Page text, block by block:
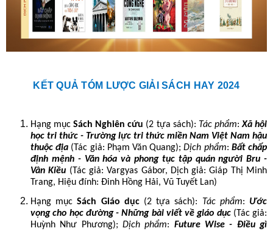
KẾT QUẢ TÓM LƯỢC GIẢI SÁCH HAY 2024
Hạng mụcSách Nghiên cứu (2 tựa sách): Tác phẩm:Xã hội
học tri thức - Trường lực tri thức miền Nam Việt Nam hậu
thuộc địa (Tác giả: Phạm Văn Quang);Dịch phẩm: Bất chấp
định mệnh - Văn hóa và phong tục tập quán người Bru -
Vân Kiều (Tác giả:Vargyas Gábor, Dịch giả: Giáp Thị Minh
Trang, Hiệu đính: Đinh Hồng Hải, Vũ Tuyết Lan)
Hạng mụcSách Giáo dục (2 tựa sách): Tác phẩm: Ước
vọng cho học đường - Những bài viết về giáo dục(Tác giả:
Huỳnh Như Phương);Dịch phẩm: Future Wise - Điều gì